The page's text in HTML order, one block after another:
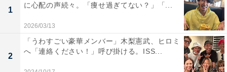
1
に心配の声続々。「痩せ過ぎてない？」「...
2026/03/13
2
「うわすごい豪華メンバー」木梨憲武、ヒロミ
へ「連絡ください！」呼び掛ける。ISS...